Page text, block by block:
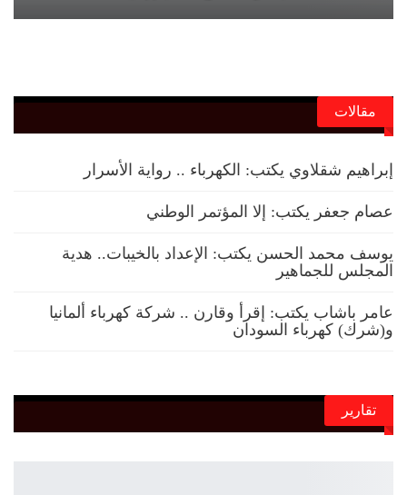
مقالات
إبراهيم شقلاوي يكتب: الكهرباء .. رواية الأسرار
عصام جعفر يكتب: إلا المؤتمر الوطني
يوسف محمد الحسن يكتب: الإعداد بالخيبات.. هدية
المجلس للجماهير
عامر باشاب يكتب: إقرأ وقارن .. شركة كهرباء ألمانيا
و(شرك) كهرباء السودان
تقارير